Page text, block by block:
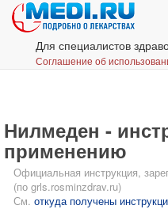
Для специалистов
Соглашение об
Нилмеден -
применению
Официальная инструкция,
(по grls.rosminzdrav.ru)
См. откуда получены